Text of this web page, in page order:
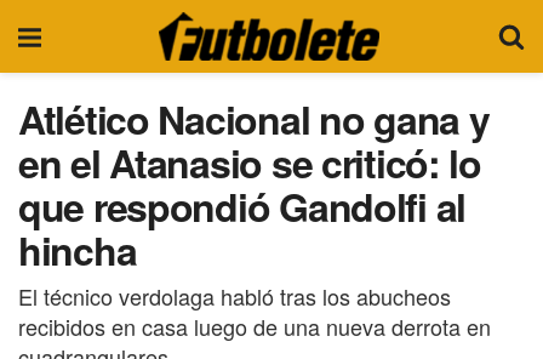
Atlético Nacional no gana y
en el Atanasio se criticó: lo
que respondió Gandolfi al
hincha
El técnico verdolaga habló tras los abucheos
recibidos en casa luego de una nueva derrota en